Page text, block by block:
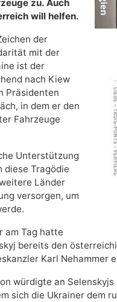
zu. Auch
will helfen.
der
mit der
ist der
nach Kiew
Präsidenten
in dem er den
Fahrzeuge
Unterstützung
diese Tragödie
Länder
versorgen, um
am Tag hatte
bereits den
Karl Nehammer
würdigte an
sich die Ukrainer dem